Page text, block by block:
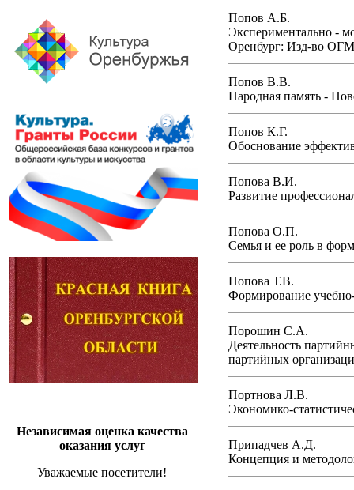
Независимая оценка качества
оказания услуг
Уважаемые посетители!
Попов А.Б.
Экспериментально -
Оренбург: Изд-во
Попов В.В.
Народная память -
Попов К.Г.
Обоснование
Попова В.И.
Развитие
Попова О.П.
Семья и ее роль в
Попова Т.В.
Формирование
Порошин С.А.
Деятельность
партийных
Портнова Л.В.
Экономико-
Припадчев А.Д.
Концепция и